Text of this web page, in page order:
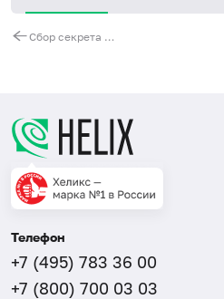
Сбор секрета простаты
Телефон
+7 (495) 783 36 00
+7 (800) 700 03 03